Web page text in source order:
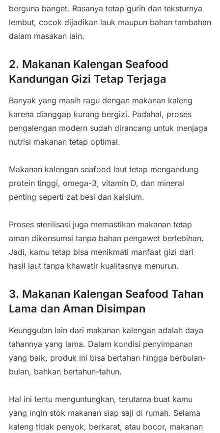
berguna banget. Rasanya tetap gurih dan teksturnya
lembut, cocok dijadikan lauk maupun bahan tambahan
dalam masakan lain.
2. Makanan Kalengan Seafood
Kandungan Gizi Tetap Terjaga
Banyak yang masih ragu dengan makanan kaleng
karena dianggap kurang bergizi. Padahal, proses
pengalengan modern sudah dirancang untuk menjaga
nutrisi makanan tetap optimal.
Makanan kalengan seafood laut tetap mengandung
protein tinggi, omega-3, vitamin D, dan mineral
penting seperti zat besi dan kalsium.
Proses sterilisasi juga memastikan makanan tetap
aman dikonsumsi tanpa bahan pengawet berlebihan.
Jadi, kamu tetap bisa menikmati manfaat gizi dari
hasil laut tanpa khawatir kualitasnya menurun.
3. Makanan Kalengan Seafood Tahan
Lama dan Aman Disimpan
Keunggulan lain dari makanan kalengan adalah daya
tahannya yang lama. Dalam kondisi penyimpanan
yang baik, produk ini bisa bertahan hingga berbulan-
bulan, bahkan bertahun-tahun.
Hal ini tentu menguntungkan, terutama buat kamu
yang ingin stok makanan siap saji di rumah. Selama
kaleng tidak penyok, berkarat, atau bocor, makanan